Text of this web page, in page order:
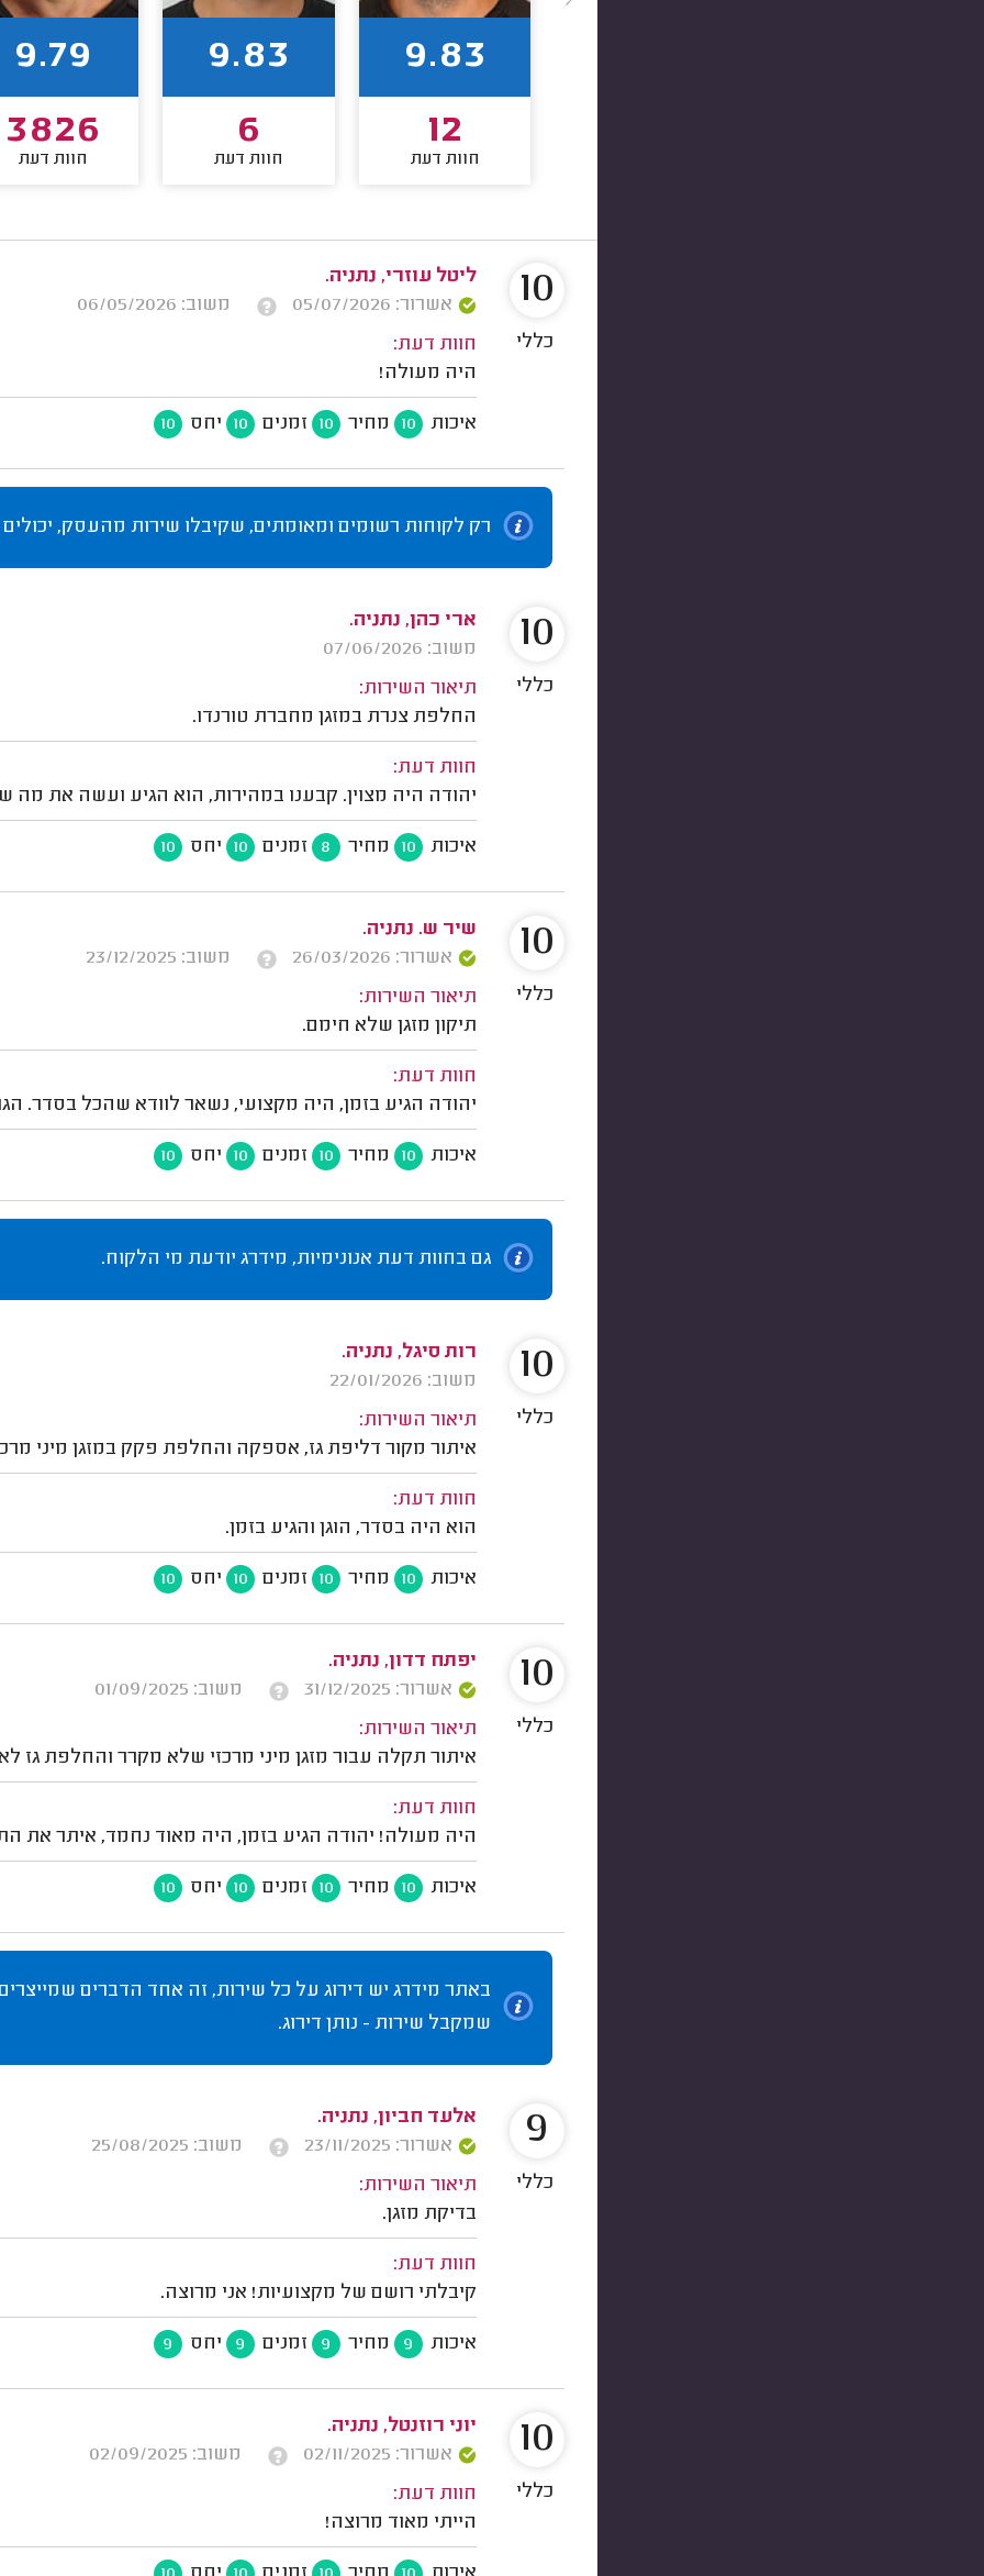
9.83
12
חוות דעת
9.83
6
חוות דעת
9.79
3826
חוות דעת
ליטל עוזרי, נתניה.
אשרור: 05/07/2026
משוב: 06/05/2026
חוות דעת:
היה מעולה!
איכות 10 מחיר 10 זמנים 10 יחס 10
10
כללי
רק לקוחות רשומים ומאומתים, שקיבלו שירות מהעסק,
ארי כהן, נתניה.
משוב: 07/06/2026
תיאור השירות:
החלפת צנרת במזגן מחברת טורנדו.
חוות דעת:
יהודה היה מצוין. קבענו במהירות, הוא הגיע ועשה את מה
איכות 10 מחיר 8 זמנים 10 יחס 10
10
כללי
שיר ש. נתניה.
אשרור: 26/03/2026
משוב: 23/12/2025
תיאור השירות:
תיקון מזגן שלא חימם.
חוות דעת:
יהודה הגיע בזמן, היה מקצועי, נשאר לוודא שהכל בסדר.
איכות 10 מחיר 10 זמנים 10 יחס 10
10
כללי
גם בחוות דעת אנונימיות, מידרג יודעת מי הלקוח.
רות סיגל, נתניה.
משוב: 22/01/2026
תיאור השירות:
איתור מקור דליפת גז, אספקה והחלפת פקק במזגן מיני
חוות דעת:
הוא היה בסדר, הוגן והגיע בזמן.
איכות 10 מחיר 10 זמנים 10 יחס 10
10
כללי
יפתח דדון, נתניה.
אשרור: 31/12/2025
משוב: 01/09/2025
תיאור השירות:
איתור תקלה עבור מזגן מיני מרכזי שלא מקרר והחלפת גז
חוות דעת:
היה מעולה! יהודה הגיע בזמן, היה מאוד נחמד, איתר את
איכות 10 מחיר 10 זמנים 10 יחס 10
10
כללי
באתר מידרג יש דירוג על כל שירות, זה אחד הדברים
שמקבל שירות - נותן דירוג.
אלעד חביון, נתניה.
אשרור: 23/11/2025
משוב: 25/08/2025
תיאור השירות:
בדיקת מזגן.
חוות דעת:
קיבלתי רושם של מקצועיות! אני מרוצה.
איכות 9 מחיר 9 זמנים 9 יחס 9
9
כללי
יוני רוזנטל, נתניה.
אשרור: 02/11/2025
משוב: 02/09/2025
חוות דעת:
הייתי מאוד מרוצה!
10
כללי